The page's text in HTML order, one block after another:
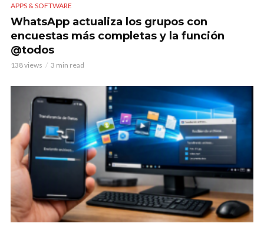
APPS & SOFTWARE
WhatsApp actualiza los grupos con
encuestas más completas y la función
@todos
138 views 3 min read